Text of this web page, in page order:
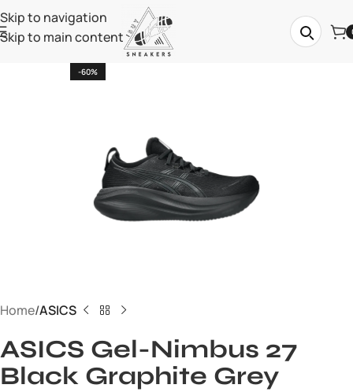
Skip to navigation
Skip to main content
-60%
Home ASICS
ASICS Gel-Nimbus 27
Black Graphite Grey